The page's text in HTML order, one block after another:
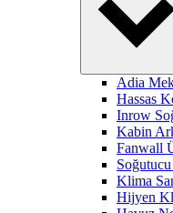
Adia
Hassas
Inrow
Kabin
Fanwall
Klima
Hijyen